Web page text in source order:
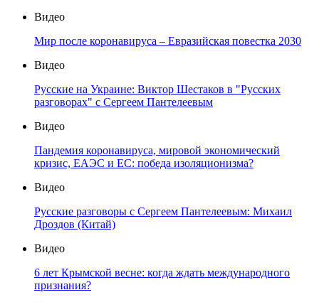
Видео
Мир после коронавируса – Евразийская повестка 2030
Видео
Русские на Украине: Виктор Шестаков в "Русских
разговорах" с Сергеем Пантелеевым
Видео
Пандемия коронавируса, мировой экономический
кризис, ЕАЭС и ЕС: победа изоляционизма?
Видео
Русские разговоры с Сергеем Пантелеевым: Михаил
Дроздов (Китай)
Видео
6 лет Крымской весне: когда ждать международного
признания?